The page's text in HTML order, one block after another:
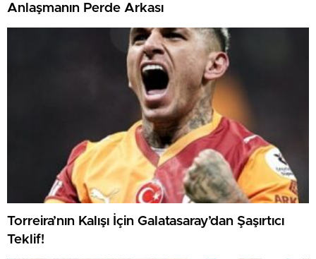
Anlaşmanın Perde Arkası
Torreira’nın Kalışı İçin Galatasaray’dan Şaşırtıcı
Teklif!